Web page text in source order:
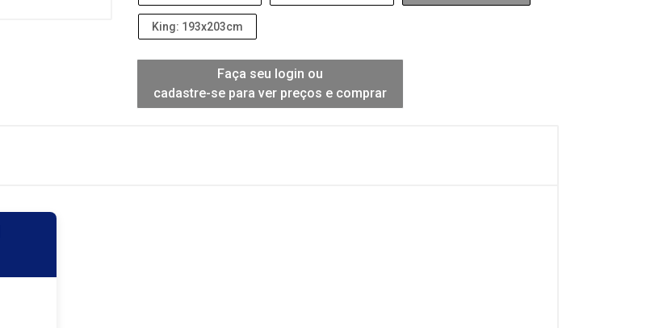
King: 193x203cm
Faça seu login ou
cadastre-se para ver preços e comprar